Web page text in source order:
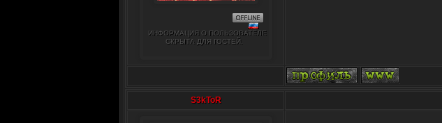
ИНФОРМАЦИЯ О ПОЛЬЗОВАТЕЛЕ
СКРЫТА ДЛЯ ГОСТЕЙ.
S3kToR